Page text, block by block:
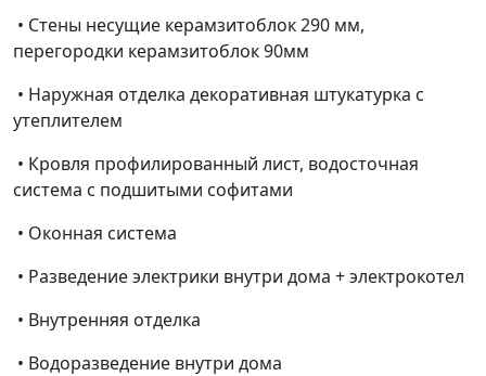
• Стены несущие керамзитоблок 290 мм,
перегородки керамзитоблок 90мм
• Наружная отделка декоративная штукатурка с
утеплителем
• Кровля профилированный лист, водосточная
система с подшитыми софитами
• Оконная система
• Разведение электрики внутри дома + электрокотел
• Внутренняя отделка
• Водоразведение внутри дома